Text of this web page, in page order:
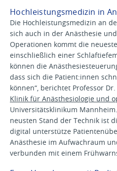
Hochleistungsmedizin in
Die Hochleistungsmedizin an
sich auch in der Anästhesie
Operationen kommt die
einschließlich einer
können die
dass sich die Patient:innen
können“, berichtet Professor
Klinik für Anästhesiologie und
Universitätsklinikum
neusten Stand der Technik ist
digital unterstütze
Anästhesie im Aufwachraum
verbunden mit einem